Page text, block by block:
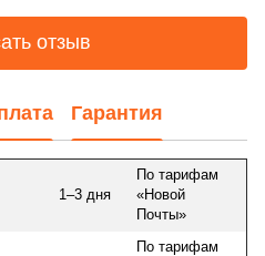
отзыв
Гарантия
1–3 дня
По тарифам
«Новой
Почты»
По тарифам